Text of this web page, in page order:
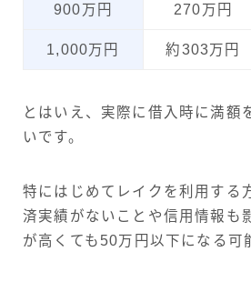
900万円 270万円
1,000万円 約303万円
とはいえ、実際に借入時に満額
いです。
特にはじめてレイクを利用する
済実績がないことや信用情報も
が高くても50万円以下になる可